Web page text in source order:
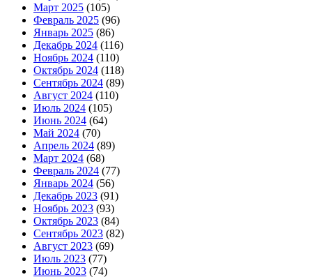
Март 2025 (105)
Февраль 2025 (96)
Январь 2025 (86)
Декабрь 2024 (116)
Ноябрь 2024 (110)
Октябрь 2024 (118)
Сентябрь 2024 (89)
Август 2024 (110)
Июль 2024 (105)
Июнь 2024 (64)
Май 2024 (70)
Апрель 2024 (89)
Март 2024 (68)
Февраль 2024 (77)
Январь 2024 (56)
Декабрь 2023 (91)
Ноябрь 2023 (93)
Октябрь 2023 (84)
Сентябрь 2023 (82)
Август 2023 (69)
Июль 2023 (77)
Июнь 2023 (74)